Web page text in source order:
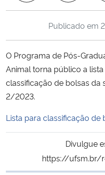
Ministério de Minas e Energia
Ministério da Ciência, Tecnologia,
Ministério do Desenvolvimento
Publicado em
O Programa de Pós-
Animal torna público a
classificação de bolsas da
2/2023.
Lista para classificação de
Divulgue
https://ufsm.br/